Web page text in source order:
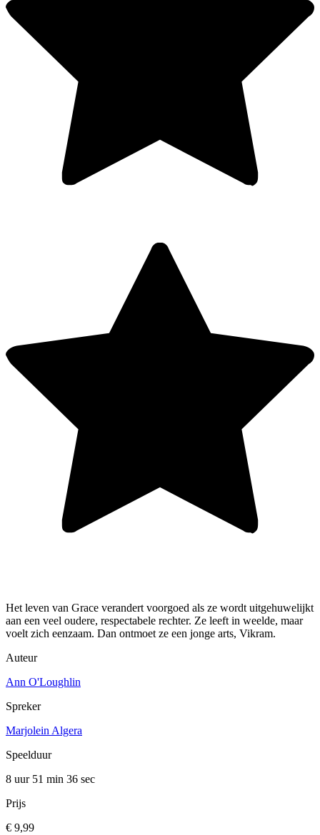
Het leven van Grace verandert voorgoed als ze wordt uitgehuwelijkt
aan een veel oudere, respectabele rechter. Ze leeft in weelde, maar
voelt zich eenzaam. Dan ontmoet ze een jonge arts, Vikram.
Auteur
Ann O'Loughlin
Spreker
Marjolein Algera
Speelduur
8 uur 51 min 36 sec
Prijs
€ 9,99